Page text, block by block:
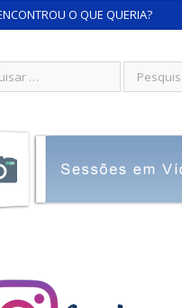
O QUE QUERIA?